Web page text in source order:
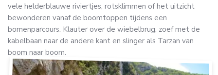
vele helderblauwe riviertjes, rotsklimmen of het uitzicht
bewonderen vanaf de boomtoppen tijdens een
bomenparcours. Klauter over de wiebelbrug, zoef met de
kabelbaan naar de andere kant en slinger als Tarzan van
boom naar boom.